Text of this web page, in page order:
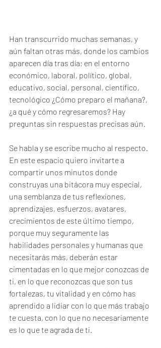
Han transcurrido muchas semanas, y
aún faltan otras más, donde los cambios
aparecen día tras día; en el entorno
económico, laboral, político, global,
educativo, social, personal, científico,
tecnológico ¿Cómo preparo el mañana?,
¿a qué y cómo regresaremos? Hay
preguntas sin respuestas precisas aún.
Se habla y se escribe mucho al respecto.
En este espacio quiero invitarte a
compartir unos minutos donde
construyas una bitácora muy especial,
una semblanza de tus reflexiones,
aprendizajes, esfuerzos, avatares,
crecimientos de este último tiempo,
porque muy seguramente las
habilidades personales y humanas que
necesitarás más, deberán estar
cimentadas en lo que mejor conozcas de
ti, en lo que reconozcas que son tus
fortalezas, tu vitalidad y en cómo has
aprendido a lidiar con lo que más trabajo
te cuesta, con lo que no necesariamente
es lo que te agrada de ti.